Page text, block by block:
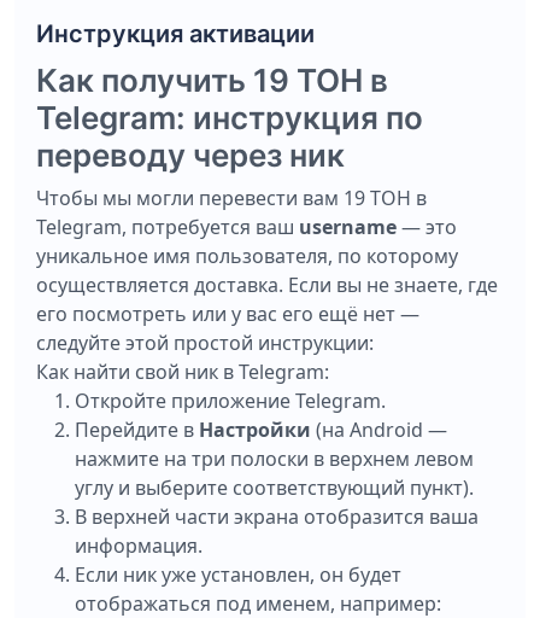
Инструкция активации
Как получить 19 ТОН в
Telegram: инструкция по
переводу через ник
Чтобы мы могли перевести вам 19 ТОН в
Telegram, потребуется ваш username— это
уникальное имя пользователя, по которому
осуществляется доставка. Если вы не знаете, где
его посмотреть или у вас его ещё нет —
следуйте этой простой инструкции:
Как найти свой ник в Telegram:
Откройте приложение Telegram.
Перейдите в Настройки (на Android —
нажмите на три полоски в верхнем левом
углу и выберите соответствующий пункт).
В верхней части экрана отобразится ваша
информация.
Если ник уже установлен, он будет
отображаться под именем, например: